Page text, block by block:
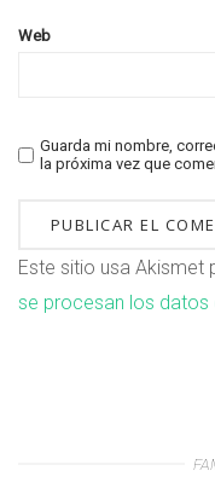
Web
Guarda mi nombre,
la próxima vez que
Este sitio usa Akismet
se procesan los